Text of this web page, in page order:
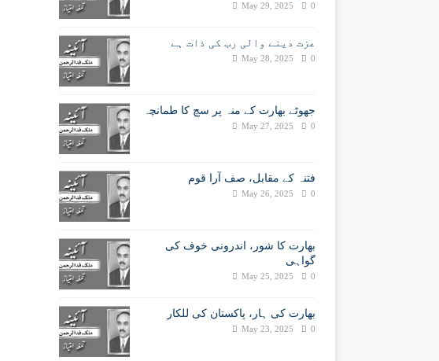
May 29, 2025 0
عزت دینے والی رب کی ذات ہے
May 28, 2025 0
جھوٹے بھارت کے منہ پر سچ کا طمانچہ
May 27, 2025 0
فتنہ کے مقابل، صف آرا قوم
May 26, 2025 0
بھارت کا شور، اندرونی خوف کی
گواہی
May 25, 2025 0
بھارت کی ہار، پاکستان کی للکار
May 23, 2025 0